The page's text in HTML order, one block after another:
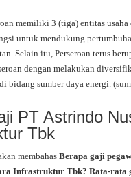
memiliki 3 (tiga) entitas
untuk mendukung
Selain itu, Perseroan terus
dengan melakukan
bidang sumber daya energi. (
PT Astrindo
Tbk
membahasBerapa gaji
Infrastruktur Tbk? Rata-rata